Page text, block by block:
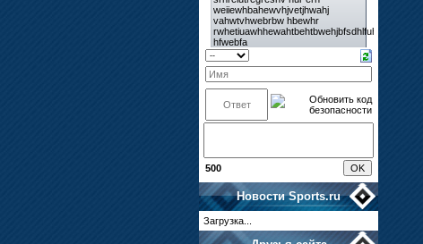
500
НовостиSports.ru
Загрузка...